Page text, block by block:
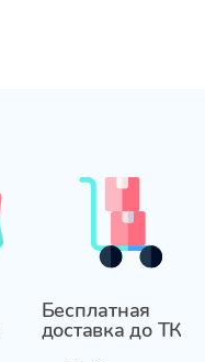
Бесплатная
доставка до ТК